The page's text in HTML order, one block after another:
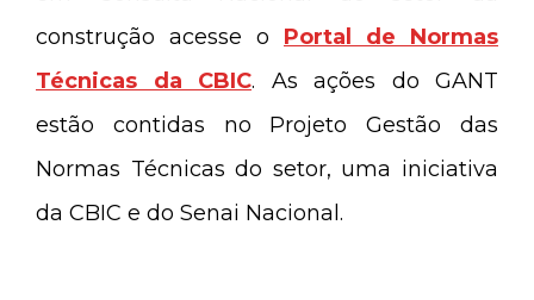
construção acesse o Portal de Normas
Técnicas da CBIC. As ações do GANT
estão contidas no Projeto Gestão das
Normas Técnicas do setor, uma iniciativa
da CBIC e do Senai Nacional.